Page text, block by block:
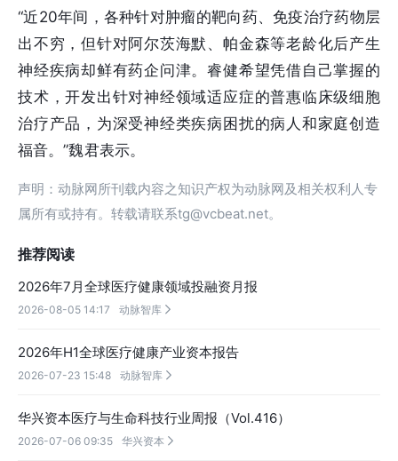
“近20年间，各种针对肿瘤的靶向药、免疫治疗药物层
出不穷，但针对阿尔茨海默、帕金森等老龄化后产生
神经疾病却鲜有药企问津。睿健希望凭借自己掌握的
技术，开发出针对神经领域适应症的普惠临床级细胞
治疗产品，为深受神经类疾病困扰的病人和家庭创造
福音。”魏君表示。
声明：动脉网所刊载内容之知识产权为动脉网及相关权利人专
属所有或持有。转载请联系tg@vcbeat.net。
推荐阅读
2026年7月全球医疗健康领域投融资月报
2026-08-05 14:17 动脉智库 
2026年H1全球医疗健康产业资本报告
2026-07-23 15:48 动脉智库 
华兴资本医疗与生命科技行业周报（Vol.416）
2026-07-06 09:35 华兴资本 